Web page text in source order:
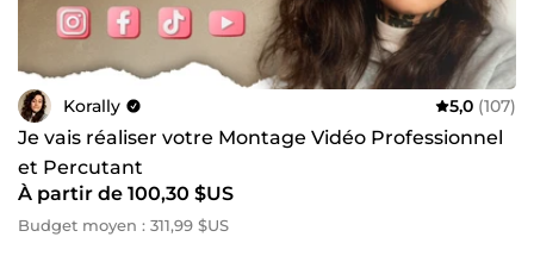
Korally 5,0 (107)
Je vais réaliser votre Montage Vidéo Professionnel
et Percutant
À partir de 100,30 $US
Budget moyen : 311,99 $US